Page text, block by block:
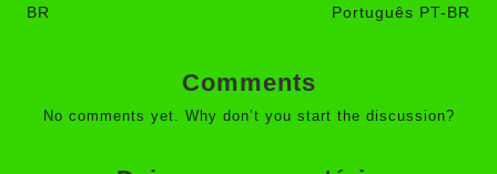
BR
Português PT-BR
Comments
No comments yet. Why don’t you start the discussion?